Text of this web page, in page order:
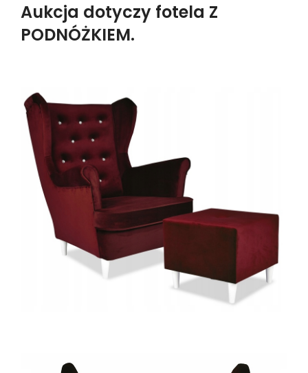
Aukcja dotyczy fotela Z
PODNÓŻKIEM.